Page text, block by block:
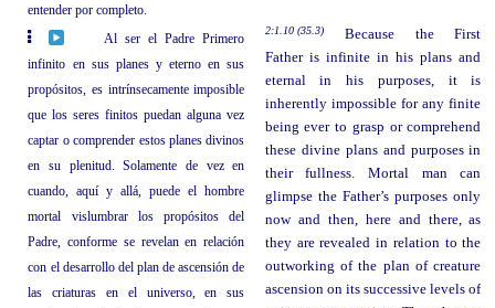
entender por completo.
Al ser el Padre Primero
infinito en sus planes y eterno en sus
propósitos, es intrínsecamente imposible
que los seres finitos puedan alguna vez
captar o comprender estos planes divinos
en su plenitud. Solamente de vez en
cuando, aquí y allá, puede el hombre
mortal vislumbrar los propósitos del
Padre, conforme se revelan en relación
con el desarrollo del plan de ascensión de
las criaturas en el universo, en sus
2:1.10 (35.3)
Because the First
Father is infinite in his plans and
eternal in his purposes, it is
inherently impossible for any finite
being ever to grasp or comprehend
these divine plans and purposes in
their fullness. Mortal man can
glimpse the Father’s purposes only
now and then, here and there, as
they are revealed in relation to the
outworking of the plan of creature
ascension on its successive levels of